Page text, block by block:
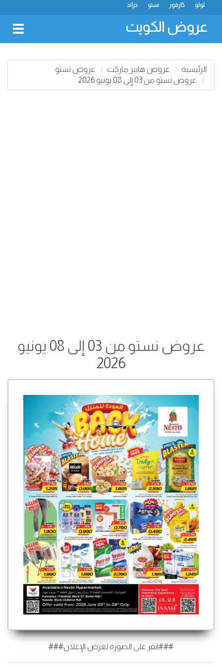
جراند نستو كارفور لولو
عروض الكويت
الرئيسية عروض هايبر ماركت
عروض نستو
عروض نستو من 03 إلى 08 يونيو 2026
عروض نستو من 03 إلى 08 يونيو
2026
###انقر على الصورة لعرض الإعلان###